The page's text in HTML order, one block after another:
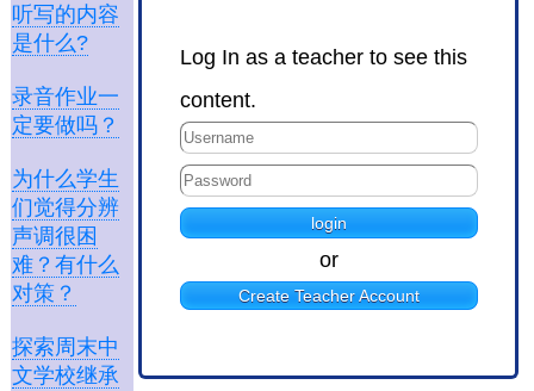
听写的内容
是什么?
录音作业一
定要做吗？
为什么学生
们觉得分辨
声调很困
难？有什么
对策？
探索周末中
文学校继承
Log In as a teacher to see this
content.
or
Create Teacher Account